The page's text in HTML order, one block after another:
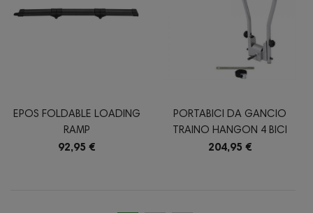
EPOS FOLDABLE LOADING
RAMP
92,95 €
PORTABICI DA GANCIO
TRAINO HANGON 4 BICI
204,95 €